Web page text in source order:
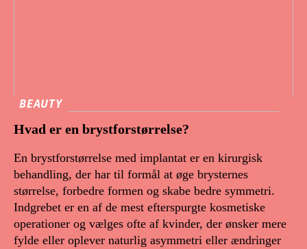
BEAUTY
Hvad er en brystforstørrelse?
En brystforstørrelse med implantat er en kirurgisk
behandling, der har til formål at øge brysternes
størrelse, forbedre formen og skabe bedre symmetri.
Indgrebet er en af de mest efterspurgte kosmetiske
operationer og vælges ofte af kvinder, der ønsker mere
fylde eller oplever naturlig asymmetri eller ændringer